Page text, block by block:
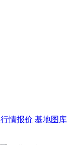
行情报价 基地图库